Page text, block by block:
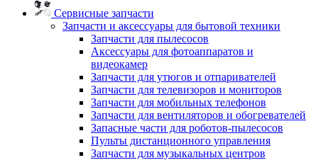
Сервисные запчасти
Запчасти и аксессуары для бытовой техники
Запчасти для пылесосов
Аксессуары для фотоаппаратов и
видеокамер
Запчасти для утюгов и отпаривателей
Запчасти для телевизоров и мониторов
Запчасти для мобильных телефонов
Запчасти для вентиляторов и обогревателей
Запасные части для роботов-пылесосов
Пульты дистанционного управления
Запчасти для музыкальных центров